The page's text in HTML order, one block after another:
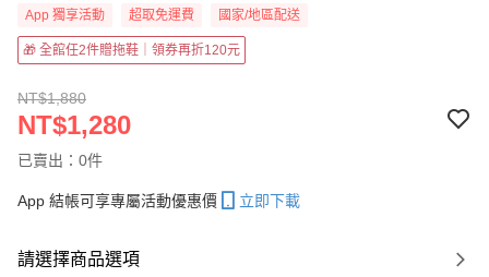
App 獨享活動 超取免運費 國家/地區配送
🎁 全館任2件贈拖鞋｜領券再折120元
NT$1,880
NT$1,280
已賣出：0件
App 結帳可享專屬活動優惠價 立即下載
請選擇商品選項